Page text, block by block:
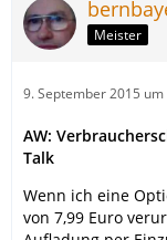
Meister
9. September 2015 um
AW:
Talk
Wenn ich eine
von 7,99 Euro